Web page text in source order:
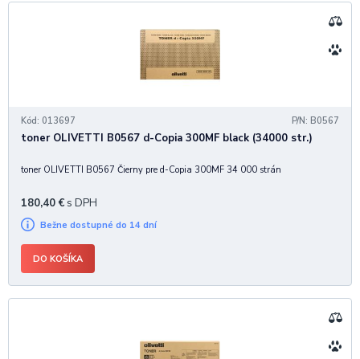
Kód: 013697 P/N: B0567
toner OLIVETTI B0567 d-Copia 300MF black (34000 str.)
toner OLIVETTI B0567 Čierny pre d-Copia 300MF 34 000 strán
180,40 € s DPH
Bežne dostupné do 14 dní
DO KOŠÍKA